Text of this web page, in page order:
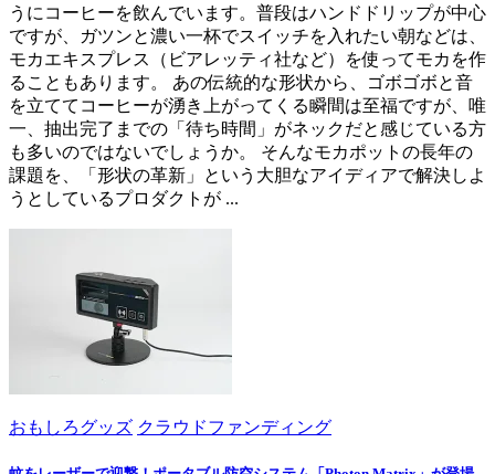
うにコーヒーを飲んでいます。普段はハンドドリップが中心
ですが、ガツンと濃い一杯でスイッチを入れたい朝などは、
モカエキスプレス（ビアレッティ社など）を使ってモカを作
ることもあります。 あの伝統的な形状から、ゴボゴボと音
を立ててコーヒーが湧き上がってくる瞬間は至福ですが、唯
一、抽出完了までの「待ち時間」がネックだと感じている方
も多いのではないでしょうか。 そんなモカポットの長年の
課題を、「形状の革新」という大胆なアイディアで解決しよ
うとしているプロダクトが ...
おもしろグッズ クラウドファンディング